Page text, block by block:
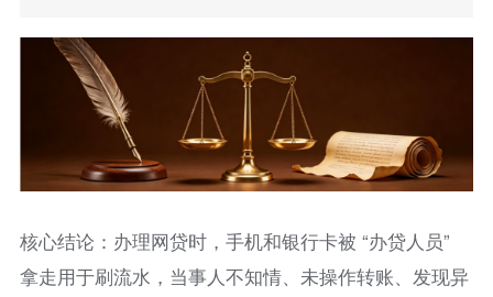
核心结论：办理网贷时，手机和银行卡被 “办贷人员”
拿走用于刷流水，当事人不知情、未操作转账、发现异